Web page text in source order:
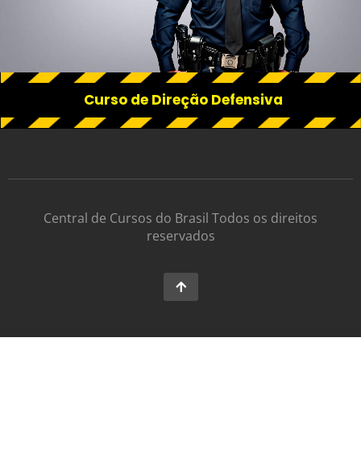
Curso de Direção Defensiva
Central de Cursos do Brasil Todos os direitos
reservados